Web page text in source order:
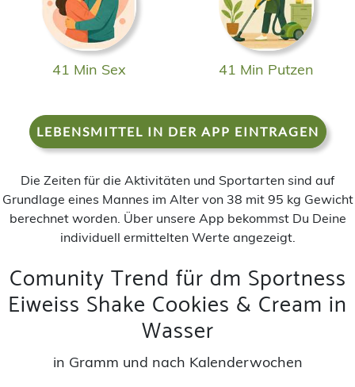
41 Min Sex 41 Min Putzen
LEBENSMITTEL IN DER APP EINTRAGEN
Die Zeiten für die Aktivitäten und Sportarten sind auf
Grundlage eines Mannes im Alter von 38 mit 95 kg Gewicht
berechnet worden. Über unsere App bekommst Du Deine
individuell ermittelten Werte angezeigt.
Comunity Trend für dm Sportness
Eiweiss Shake Cookies & Cream in
Wasser
in Gramm und nach Kalenderwochen